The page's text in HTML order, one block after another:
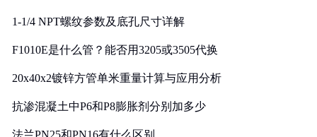
1-1/4 NPT螺纹参数及底孔尺寸详解
F1010E是什么管？能否用3205或3505代换
20x40x2镀锌方管单米重量计算与应用分析
抗渗混凝土中P6和P8膨胀剂分别加多少
法兰PN25和PN16有什么区别